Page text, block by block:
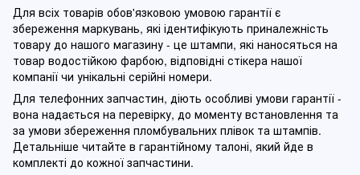
Для всіх товарів обов'язковою умовою гарантії є
збереження маркувань, які ідентифікують приналежність
товару до нашого магазину - це штампи, які наносяться на
товар водостійкою фарбою, відповідні стікера нашої
компанії чи унікальні серійні номери.
Для телефонних запчастин, діють особливі умови гарантії -
вона надається на перевірку, до моменту встановлення та
за умови збереження пломбувальних плівок та штампів.
Детальніше читайте в гарантійному талоні, який йде в
комплекті до кожної запчастини.